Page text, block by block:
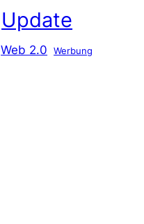
Update
Web 2.0 Werbung